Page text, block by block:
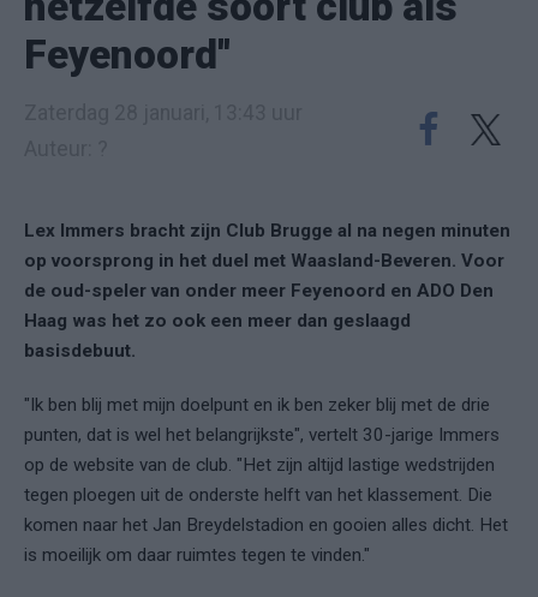
Feyenoord''
Lex Immers bracht zijn Club Brugge al na negen minuten
op voorsprong in het duel met Waasland-Beveren. Voor
de oud-speler van onder meer Feyenoord en ADO Den
Haag was het zo ook een meer dan geslaagd
basisdebuut.
"Ik ben blij met mijn doelpunt en ik ben zeker blij met de drie
punten, dat is wel het belangrijkste", vertelt 30-jarige Immers
op de website van de club. "Het zijn altijd lastige wedstrijden
tegen ploegen uit de onderste helft van het klassement. Die
komen naar het Jan Breydelstadion en gooien alles dicht. Het
is moeilijk om daar ruimtes tegen te vinden."